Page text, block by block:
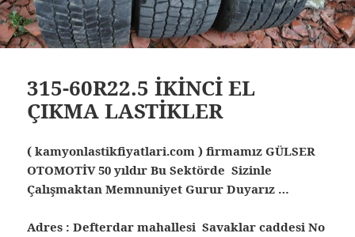
315-60R22.5 İKİNCİ EL
ÇIKMA LASTİKLER
( kamyonlastikfiyatlari.com ) firmamız GÜLSER
OTOMOTİV 50 yıldır Bu Sektörde Sizinle
Çalışmaktan Memnuniyet Gurur Duyarız …
Adres : Defterdar mahallesi Savaklar caddesi No